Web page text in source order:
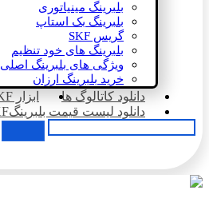
بلبرینگ مینیاتوری
بلبرینگ بک استاپ
گریس SKF
بلبرینگ های خود تنظیم
ویژگی های بلبرینگ اصلی
خرید بلبرینگ ارزان
دانلود کاتالوگ ها
ابزار SKF
دانلود لیست قیمت بلبرینگSKF